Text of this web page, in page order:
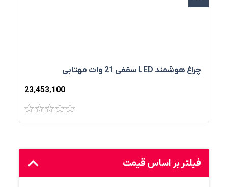
چراغ هوشمند LED سقفي 21 وات مهتابی
23٬453٬100
فیلتر بر اساس قیمت